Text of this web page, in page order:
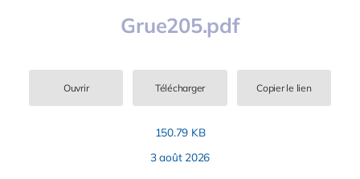
Grue205.pdf
Ouvrir Télécharger Copier le lien
150.79 KB
3 août 2026